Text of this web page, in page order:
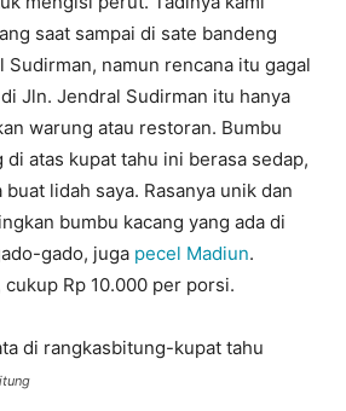
saat sampai di sate bandeng
Sudirman, namun rencana itu gagal
Jln. Jendral Sudirman itu hanya
warung atau restoran. Bumbu
di atas kupat tahu ini berasa sedap,
buat lidah saya. Rasanya unik dan
bumbu kacang yang ada di
gado, juga pecel Madiun.
cukup Rp 10.000 per porsi.